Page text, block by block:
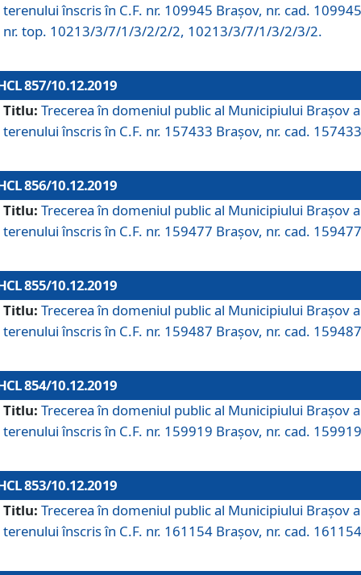
terenului înscris în C.F. nr. 109945 Brașov, nr. cad.
nr. top. 10213/3/7/1/3/2/2/2, 10213/3/7/1/3/2/3/2.
857/10.12.2019
Titlu: Trecerea în domeniul public al Municipiului Braşov a
terenului înscris în C.F. nr. 157433 Brașov, nr. cad.
856/10.12.2019
Titlu: Trecerea în domeniul public al Municipiului Braşov a
terenului înscris în C.F. nr. 159477 Brașov, nr. cad.
855/10.12.2019
Titlu: Trecerea în domeniul public al Municipiului Braşov a
terenului înscris în C.F. nr. 159487 Brașov, nr. cad.
854/10.12.2019
Titlu: Trecerea în domeniul public al Municipiului Braşov a
terenului înscris în C.F. nr. 159919 Brașov, nr. cad.
853/10.12.2019
Titlu: Trecerea în domeniul public al Municipiului Braşov a
terenului înscris în C.F. nr. 161154 Brașov, nr. cad.